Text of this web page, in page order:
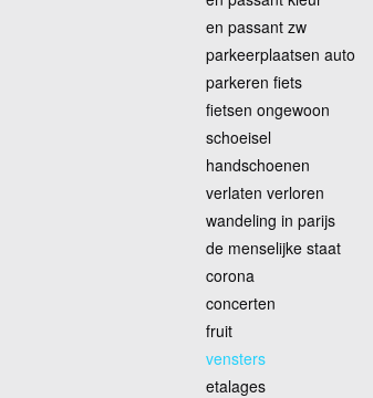
en passant zw
parkeerplaatsen auto
parkeren fiets
fietsen ongewoon
schoeisel
handschoenen
verlaten verloren
wandeling in parijs
de menselijke staat
corona
concerten
fruit
vensters
etalages